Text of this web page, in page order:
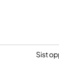
Sist